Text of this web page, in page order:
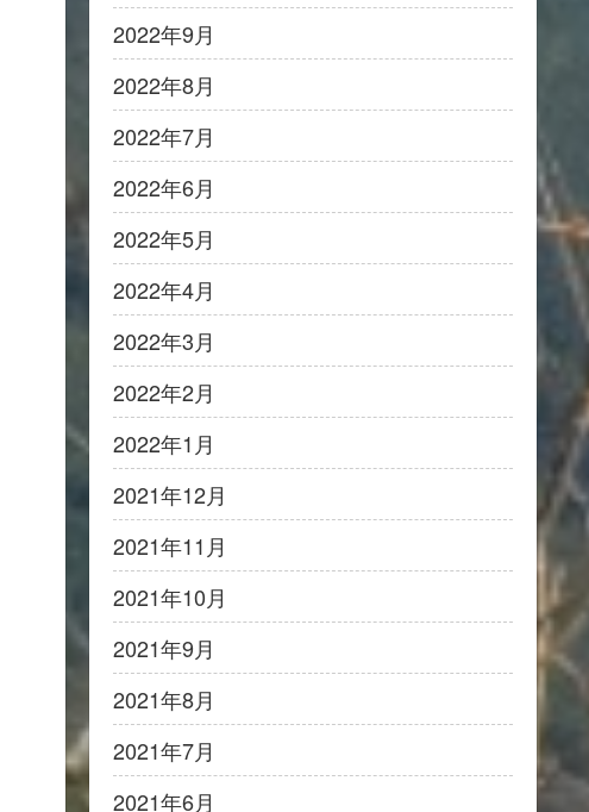
2022年9月
2022年8月
2022年7月
2022年6月
2022年5月
2022年4月
2022年3月
2022年2月
2022年1月
2021年12月
2021年11月
2021年10月
2021年9月
2021年8月
2021年7月
2021年6月